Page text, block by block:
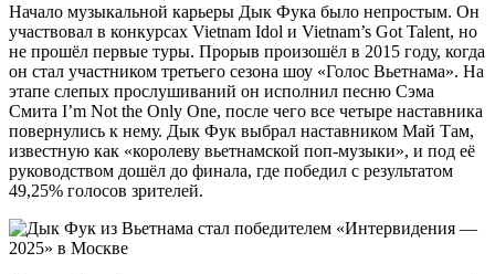
Начало музыкальной карьеры Дык Фука было непростым. Он
участвовал в конкурсах Vietnam Idol и Vietnam’s Got Talent, но
не прошёл первые туры. Прорыв произошёл в 2015 году, когда
он стал участником третьего сезона шоу «Голос Вьетнама». На
этапе слепых прослушиваний он исполнил песню Сэма
Смита I’m Not the Only One, после чего все четыре наставника
повернулись к нему. Дык Фук выбрал наставником Май Там,
известную как «королеву вьетнамской поп-музыки», и под её
руководством дошёл до финала, где победил с результатом
49,25% голосов зрителей.